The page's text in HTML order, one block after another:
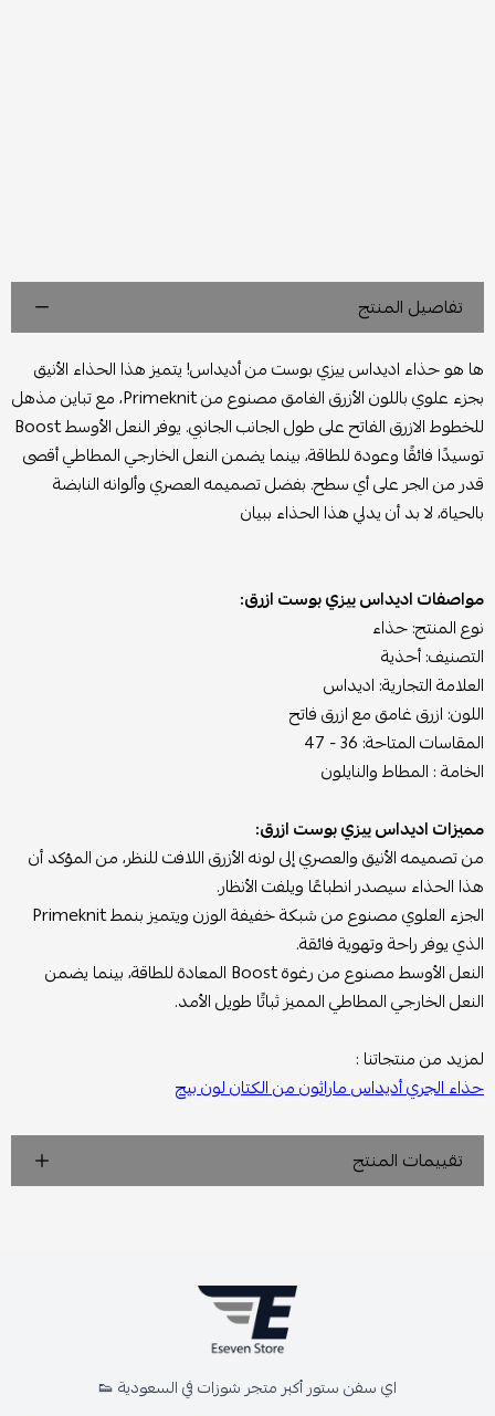
تفاصيل المنتج
ها هو حذاء اديداس ييزي بوست من أديداس! يتميز هذا الحذاء الأنيق
بجزء علوي باللون الأزرق الغامق مصنوع من Primeknit، مع تباين مذهل
للخطوط الازرق الفاتح على طول الجانب الجانبي. يوفر النعل الأوسط Boost
توسيدًا فائقًا وعودة للطاقة، بينما يضمن النعل الخارجي المطاطي أقصى
قدر من الجر على أي سطح. بفضل تصميمه العصري وألوانه النابضة
بالحياة، لا بد أن يدلي هذا الحذاء ببيان
مواصفات اديداس ييزي بوست ازرق:
نوع المنتج: حذاء
التصنيف: أحذية
العلامة التجارية: اديداس
اللون: ازرق غامق مع ازرق فاتح
المقاسات المتاحة: 36 - 47
الخامة : المطاط والنايلون
مميزات اديداس ييزي بوست ازرق:
من تصميمه الأنيق والعصري إلى لونه الأزرق اللافت للنظر، من المؤكد أن
هذا الحذاء سيصدر انطباعًا ويلفت الأنظار.
الجزء العلوي مصنوع من شبكة خفيفة الوزن ويتميز بنمط Primeknit
الذي يوفر راحة وتهوية فائقة.
النعل الأوسط مصنوع من رغوة Boost المعادة للطاقة، بينما يضمن
النعل الخارجي المطاطي المميز ثباتًا طويل الأمد.
لمزيد من منتجاتنا :
حذاء الجري أديداس ماراثون من الكتان لون بيج
تقييمات المنتج
اي سفن ستور أكبر متجر شوزات في السعودية 👟